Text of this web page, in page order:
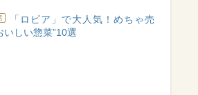
「ロピア」で大人気！めちゃ売
いしい惣菜”10選